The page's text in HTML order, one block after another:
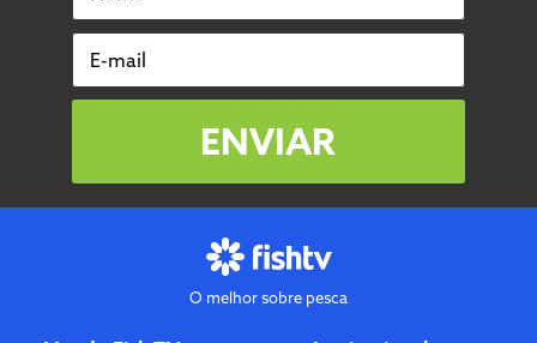
E-mail
ENVIAR
O melhor sobre pesca